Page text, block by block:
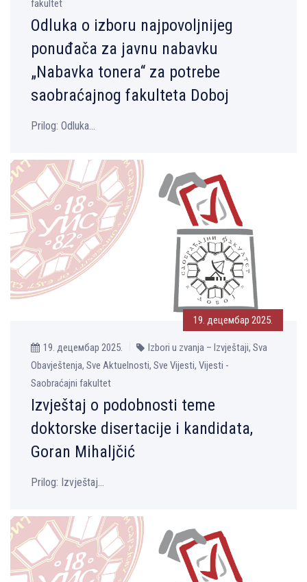
fakultet
Odluka o izboru najpovolјnijeg
ponuđača za javnu nabavku
„Nabavka tonera“ za potrebe
saobraćajnog fakulteta Doboj
Prilog: Odluka...
19. децембар 2025.
19. децембар 2025.
Izbori u zvanja – Izvještaji, Sva
Obavještenja, Sve Aktuelnosti, Sve Vijesti, Vijesti -
Saobraćajni fakultet
Izvještaj o podobnosti teme
doktorske disertacije i kandidata,
Goran Mihalјčić
Prilog: Izvještaj...